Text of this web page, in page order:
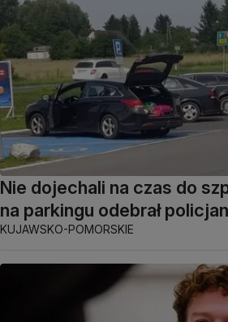
Nie dojechali na czas do
na parkingu odebrał
KUJAWSKO-POMORSKIE